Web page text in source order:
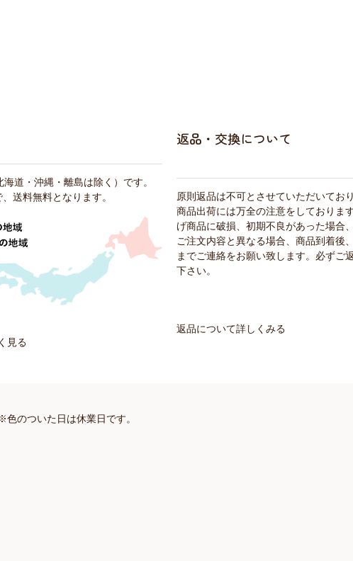
道・沖縄・離島は除く）です。
送料無料となります。
見る
返品・交換について
原則返品は不可とさせていただいてお
商品出荷には万全の注意をしておりま
げ商品に破損、初期不良があった場合
ご注文内容と異なる場合、商品到着後
までご連絡をお願い致します。必ずご
下さい。
返品について詳しくみる
のついた日は休業日です。